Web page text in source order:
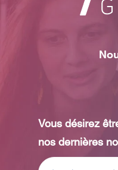
Vous désirez
nos dernières